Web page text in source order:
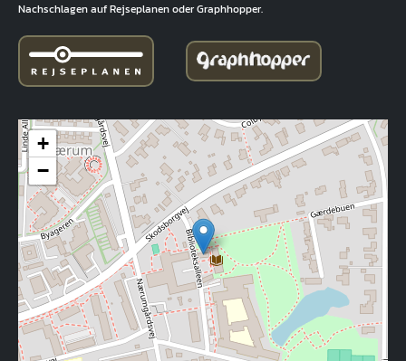
Nachschlagen auf Rejseplanen oder Graphhopper.
+
−